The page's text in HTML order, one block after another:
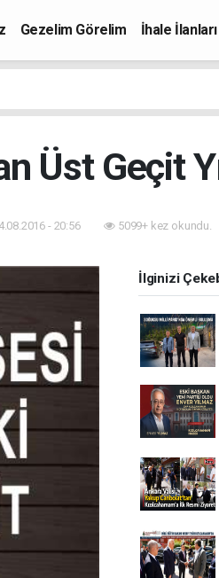
Gezelim Görelim
İhale İlanları
Üst Geçit
- 20:56 5099+ kez okundu.
İlginizi